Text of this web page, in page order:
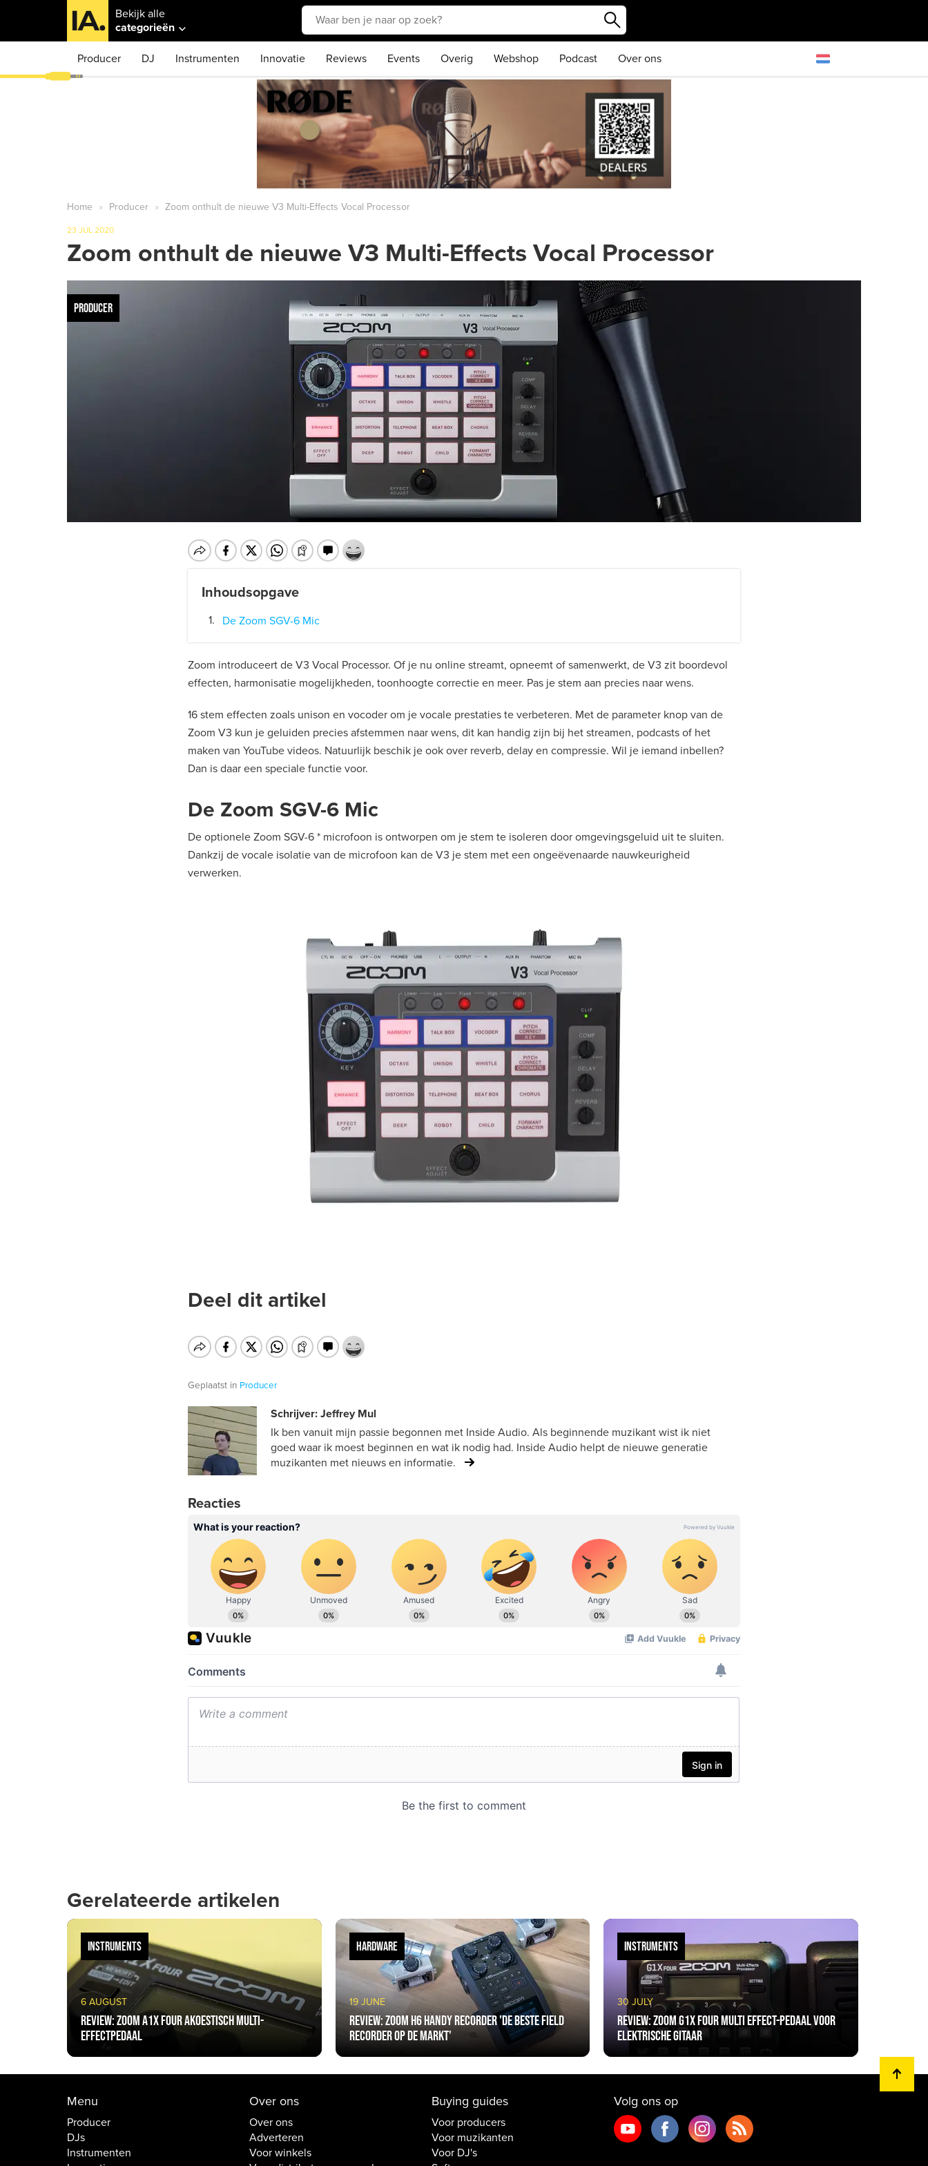
Bekijk alle
categorieën
Producer DJ Instrumenten Innovatie Reviews Events Overig Webshop Podcast Over ons
Home Producer Zoom onthult de nieuwe V3 Multi-Effects Vocal Processor
23 JUL 2020
Zoom onthult de nieuwe V3 Multi-Effects Vocal Processor
PRODUCER
Inhoudsopgave
De Zoom SGV-6 Mic
Zoom introduceert de V3 Vocal Processor. Of je nu online streamt, opneemt of samenwerkt, de V3 zit boordevol
effecten, harmonisatie mogelijkheden, toonhoogte correctie en meer. Pas je stem aan precies naar wens.
16 stem effecten zoals unison en vocoder om je vocale prestaties te verbeteren. Met de parameter knop van de
Zoom V3 kun je geluiden precies afstemmen naar wens, dit kan handig zijn bij het streamen, podcasts of het
maken van YouTube videos. Natuurlijk beschik je ook over reverb, delay en compressie. Wil je iemand inbellen?
Dan is daar een speciale functie voor.
De Zoom SGV-6 Mic
De optionele Zoom SGV-6 * microfoon is ontworpen om je stem te isoleren door omgevingsgeluid uit te sluiten.
Dankzij de vocale isolatie van de microfoon kan de V3 je stem met een ongeëvenaarde nauwkeurigheid
verwerken.
Deel dit artikel
Geplaatst in Producer
Schrijver: Jeffrey Mul
Ik ben vanuit mijn passie begonnen met Inside Audio. Als beginnende muzikant wist ik niet
goed waar ik moest beginnen en wat ik nodig had. Inside Audio helpt de nieuwe generatie
muzikanten met nieuws en informatie.
Reacties
Gerelateerde artikelen
6 AUGUST
Review: Zoom A1X Four Akoestisch multi-
effectpedaal
INSTRUMENTS
19 JUNE
Review: Zoom H6 Handy Recorder 'de beste field
recorder op de markt'
HARDWARE
30 JULY
Review: Zoom G1X Four Multi Effect-Pedaal voor
elektrische gitaar
INSTRUMENTS
Menu
Producer
DJs
Instrumenten
Over ons
Over ons
Adverteren
Voor winkels
Buying guides
Voor producers
Voor muzikanten
Voor DJ's
Volg ons op